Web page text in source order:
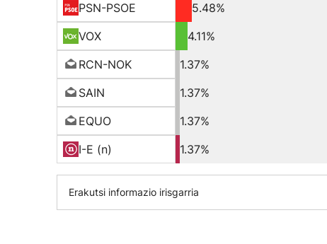
PSN-PSOE
5.48%
VOX
4.11%
RCN-NOK
1.37%
SAIN
1.37%
EQUO
1.37%
I-E (n)
1.37%
Erakutsi informazio irisgarria